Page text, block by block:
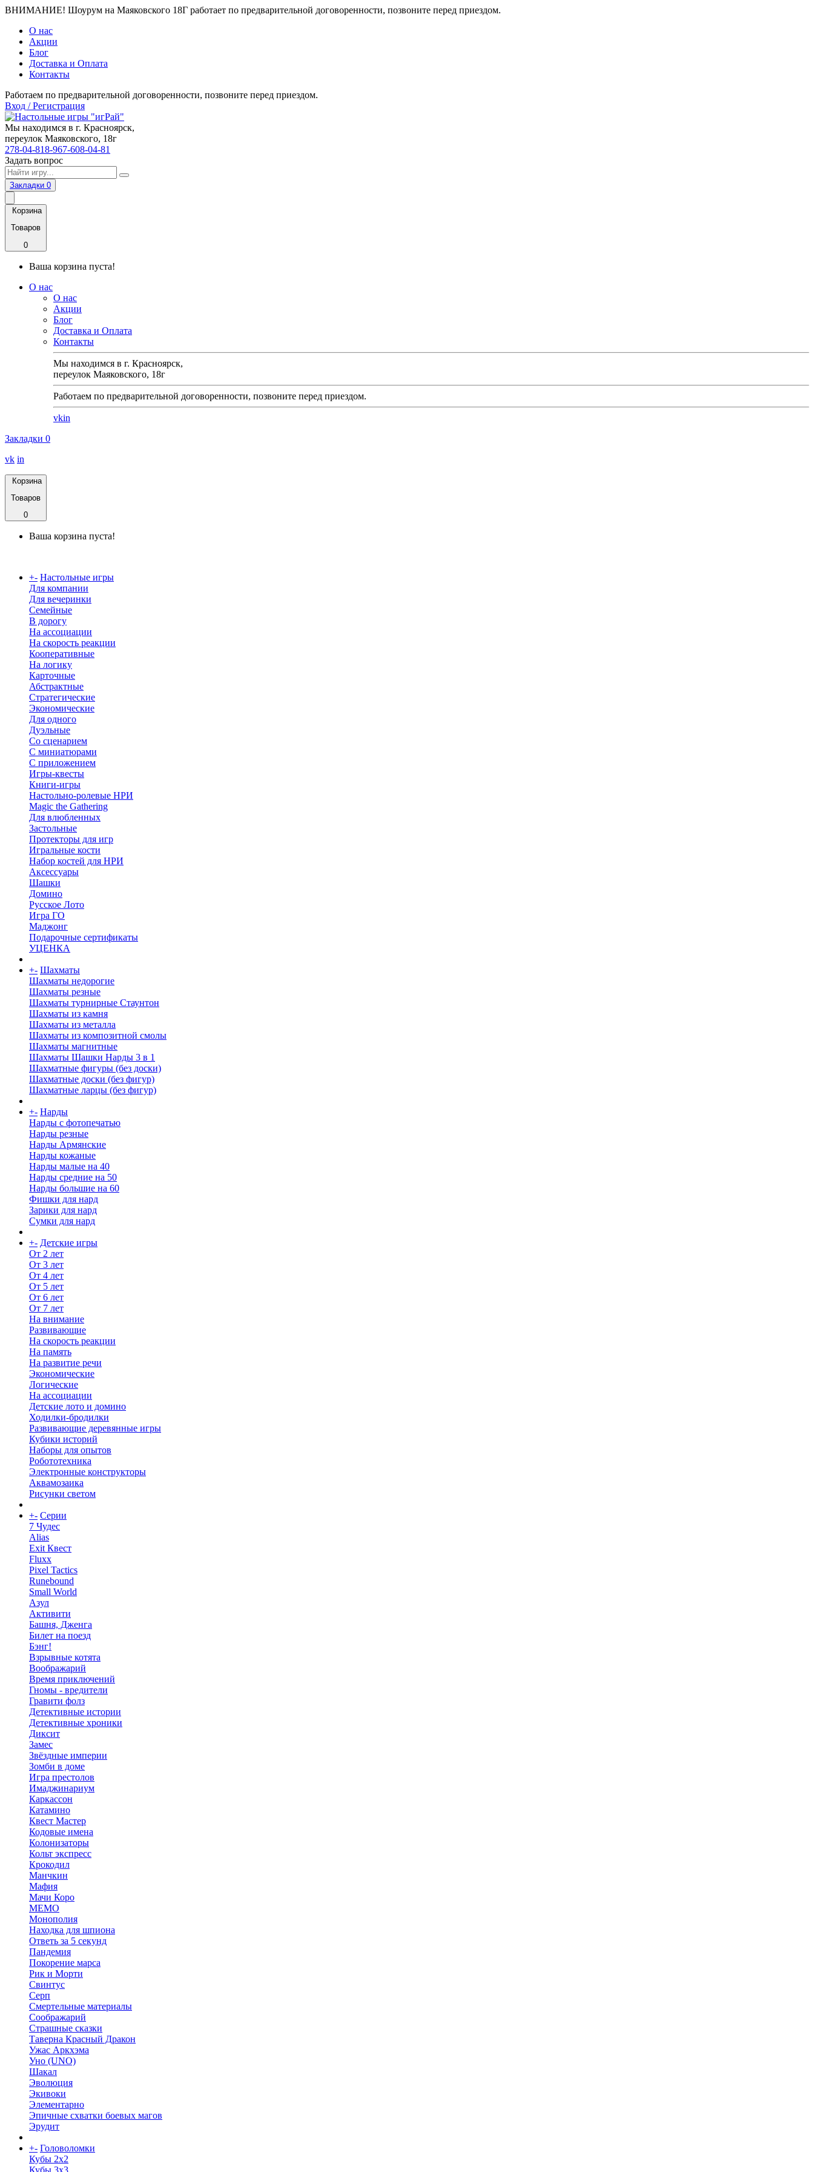
ВНИМАНИЕ! Шоурум на Маяковского 18Г работает по предварительной договоренности, позвоните перед приездом.
О нас
Акции
Блог
Доставка и Оплата
Контакты
Работаем по предварительной договоренности, позвоните перед приездом.
Вход / Регистрация
Мы находимся в г. Красноярск,
переулок Маяковского, 18г
278-04-818-967-608-04-81
Задать вопрос
Закладки 0
Корзина
Товаров
0
Ваша корзина пуста!
О нас
О нас
Акции
Блог
Доставка и Оплата
Контакты
Мы находимся в г. Красноярск,
переулок Маяковского, 18г
Работаем по предварительной договоренности, позвоните перед приездом.
vkin
Закладки 0
vk in
Корзина
Товаров
0
Ваша корзина пуста!
+- Настольные игры
Для компании
Для вечеринки
Семейные
В дорогу
На ассоциации
На скорость реакции
Кооперативные
На логику
Карточные
Абстрактные
Стратегические
Экономические
Для одного
Дуэльные
Со сценарием
С миниатюрами
С приложением
Игры-квесты
Книги-игры
Настольно-ролевые НРИ
Magic the Gathering
Для влюбленных
Застольные
Протекторы для игр
Игральные кости
Набор костей для НРИ
Аксессуары
Шашки
Домино
Русское Лото
Игра ГО
Маджонг
Подарочные сертификаты
УЦЕНКА
+- Шахматы
Шахматы недорогие
Шахматы резные
Шахматы турнирные Стаунтон
Шахматы из камня
Шахматы из металла
Шахматы из композитной смолы
Шахматы магнитные
Шахматы Шашки Нарды 3 в 1
Шахматные фигуры (без доски)
Шахматные доски (без фигур)
Шахматные ларцы (без фигур)
+- Нарды
Нарды с фотопечатью
Нарды резные
Нарды Армянские
Нарды кожаные
Нарды малые на 40
Нарды средние на 50
Нарды большие на 60
Фишки для нард
Зарики для нард
Сумки для нард
+- Детские игры
От 2 лет
От 3 лет
От 4 лет
От 5 лет
От 6 лет
От 7 лет
На внимание
Развивающие
На скорость реакции
На память
На развитие речи
Экономические
Логические
На ассоциации
Детские лото и домино
Ходилки-бродилки
Развивающие деревянные игры
Кубики историй
Наборы для опытов
Робототехника
Электронные конструкторы
Аквамозаика
Рисунки светом
+- Серии
7 Чудес
Alias
Exit Квест
Fluxx
Pixel Tactics
Runebound
Small World
Азул
Активити
Башня, Дженга
Билет на поезд
Бэнг!
Взрывные котята
Воображарий
Время приключений
Гномы - вредители
Гравити фолз
Детективные истории
Детективные хроники
Диксит
Замес
Звёздные империи
Зомби в доме
Игра престолов
Имаджинариум
Каркассон
Катамино
Квест Мастер
Кодовые имена
Колонизаторы
Кольт экспресс
Крокодил
Манчкин
Мафия
Мачи Коро
МЕМО
Монополия
Находка для шпиона
Ответь за 5 секунд
Пандемия
Покорение марса
Рик и Морти
Свинтус
Серп
Смертельные материалы
Соображарий
Страшные сказки
Таверна Красный Дракон
Ужас Аркхэма
Уно (UNO)
Шакал
Эволюция
Экивоки
Элементарно
Эпичные схватки боевых магов
Эрудит
+- Головоломки
Кубы 2х2